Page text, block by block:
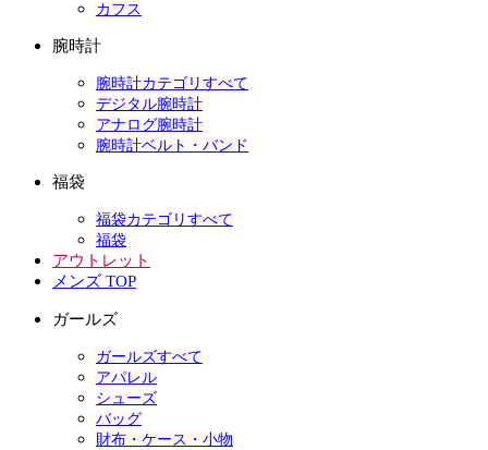
カフス
腕時計
腕時計カテゴリすべて
デジタル腕時計
アナログ腕時計
腕時計ベルト・バンド
福袋
福袋カテゴリすべて
福袋
アウトレット
メンズ TOP
ガールズ
ガールズすべて
アパレル
シューズ
バッグ
財布・ケース・小物